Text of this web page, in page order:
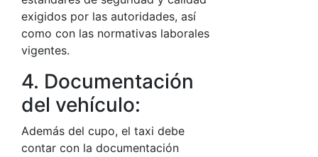
exigidos por las autoridades, así
como con las normativas laborales
vigentes.
4. Documentación
del vehículo:
Además del cupo, el taxi debe
contar con la documentación